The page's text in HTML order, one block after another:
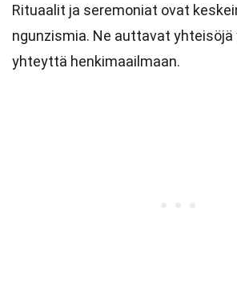
Rituaalit ja seremoniat ovat
ngunzismia. Ne auttavat yhteisöjä
yhteyttä henkimaailmaan.